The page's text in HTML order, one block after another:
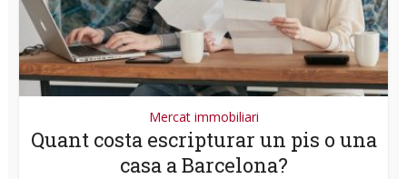
Mercat immobiliari
Quant costa escripturar un pis o una
casa a Barcelona?